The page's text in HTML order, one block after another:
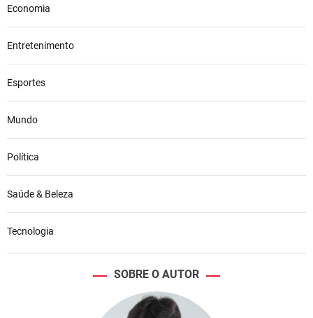
Economia
Entretenimento
Esportes
Mundo
Política
Saúde & Beleza
Tecnologia
SOBRE O AUTOR